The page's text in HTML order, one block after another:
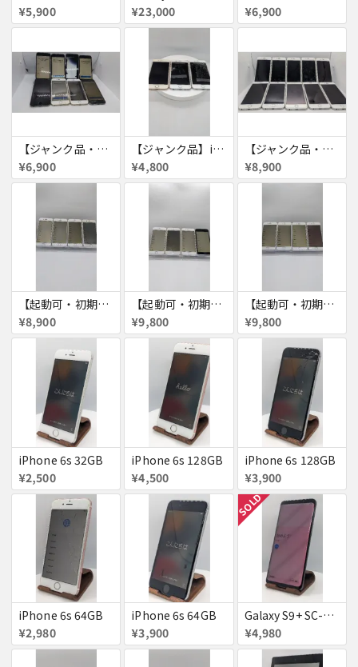
¥5,900
¥23,000
¥6,900
【ジャンク品・初期化済】iPhone6 8台セット
¥6,900
【ジャンク品】iPhone6s ３台セット
¥4,800
【ジャンク品・初期化済】iPhone6 10台セット
¥8,900
【起動可・初期化済・SIMロック解除済】iPhone6 16GB 4台セット
¥8,900
【起動可・初期化済・SIMロック解除済】iPhone6 64GB 4台セット
¥9,800
【起動可・初期化済・SIMロック解除済】iPhone6 64GB 4台セット
¥9,800
iPhone 6s 32GB
¥2,500
iPhone 6s 128GB
¥4,500
iPhone 6s 128GB
¥3,900
iPhone 6s 64GB
¥2,980
iPhone 6s 64GB
¥3,900
SOLD
Galaxy S9+ SC-03K
¥4,980